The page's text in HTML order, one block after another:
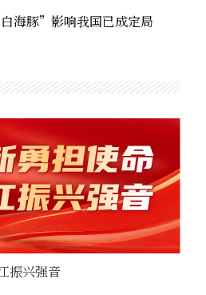
挺起大国油脉脊梁的精神航标
弦 暑期护娃莫大意
化妆品安全
台风“白海豚”靠近华东沿海 冷空气南下中东部多地暑热缓解
高法发布首个配套司法解释
振兴强音